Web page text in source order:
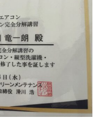
その他のお掃除